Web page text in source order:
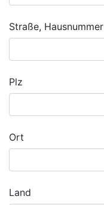
Straße, Hausnummer
Plz
Ort
Land